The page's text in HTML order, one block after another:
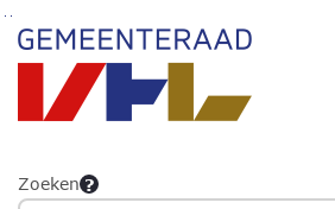
Ga naar de inhoud van deze pagina
Ga naar het zoeken
Ga naar het menu
Zoeken